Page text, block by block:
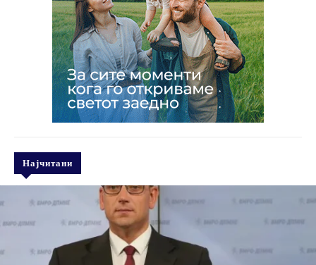
Најчитани